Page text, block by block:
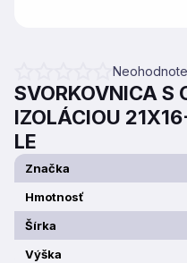
Priemerné hodnotenie
SVORKOVNICA S
IZOLÁCIOU
LE
Značka
Hmotnosť
Šírka
Výška